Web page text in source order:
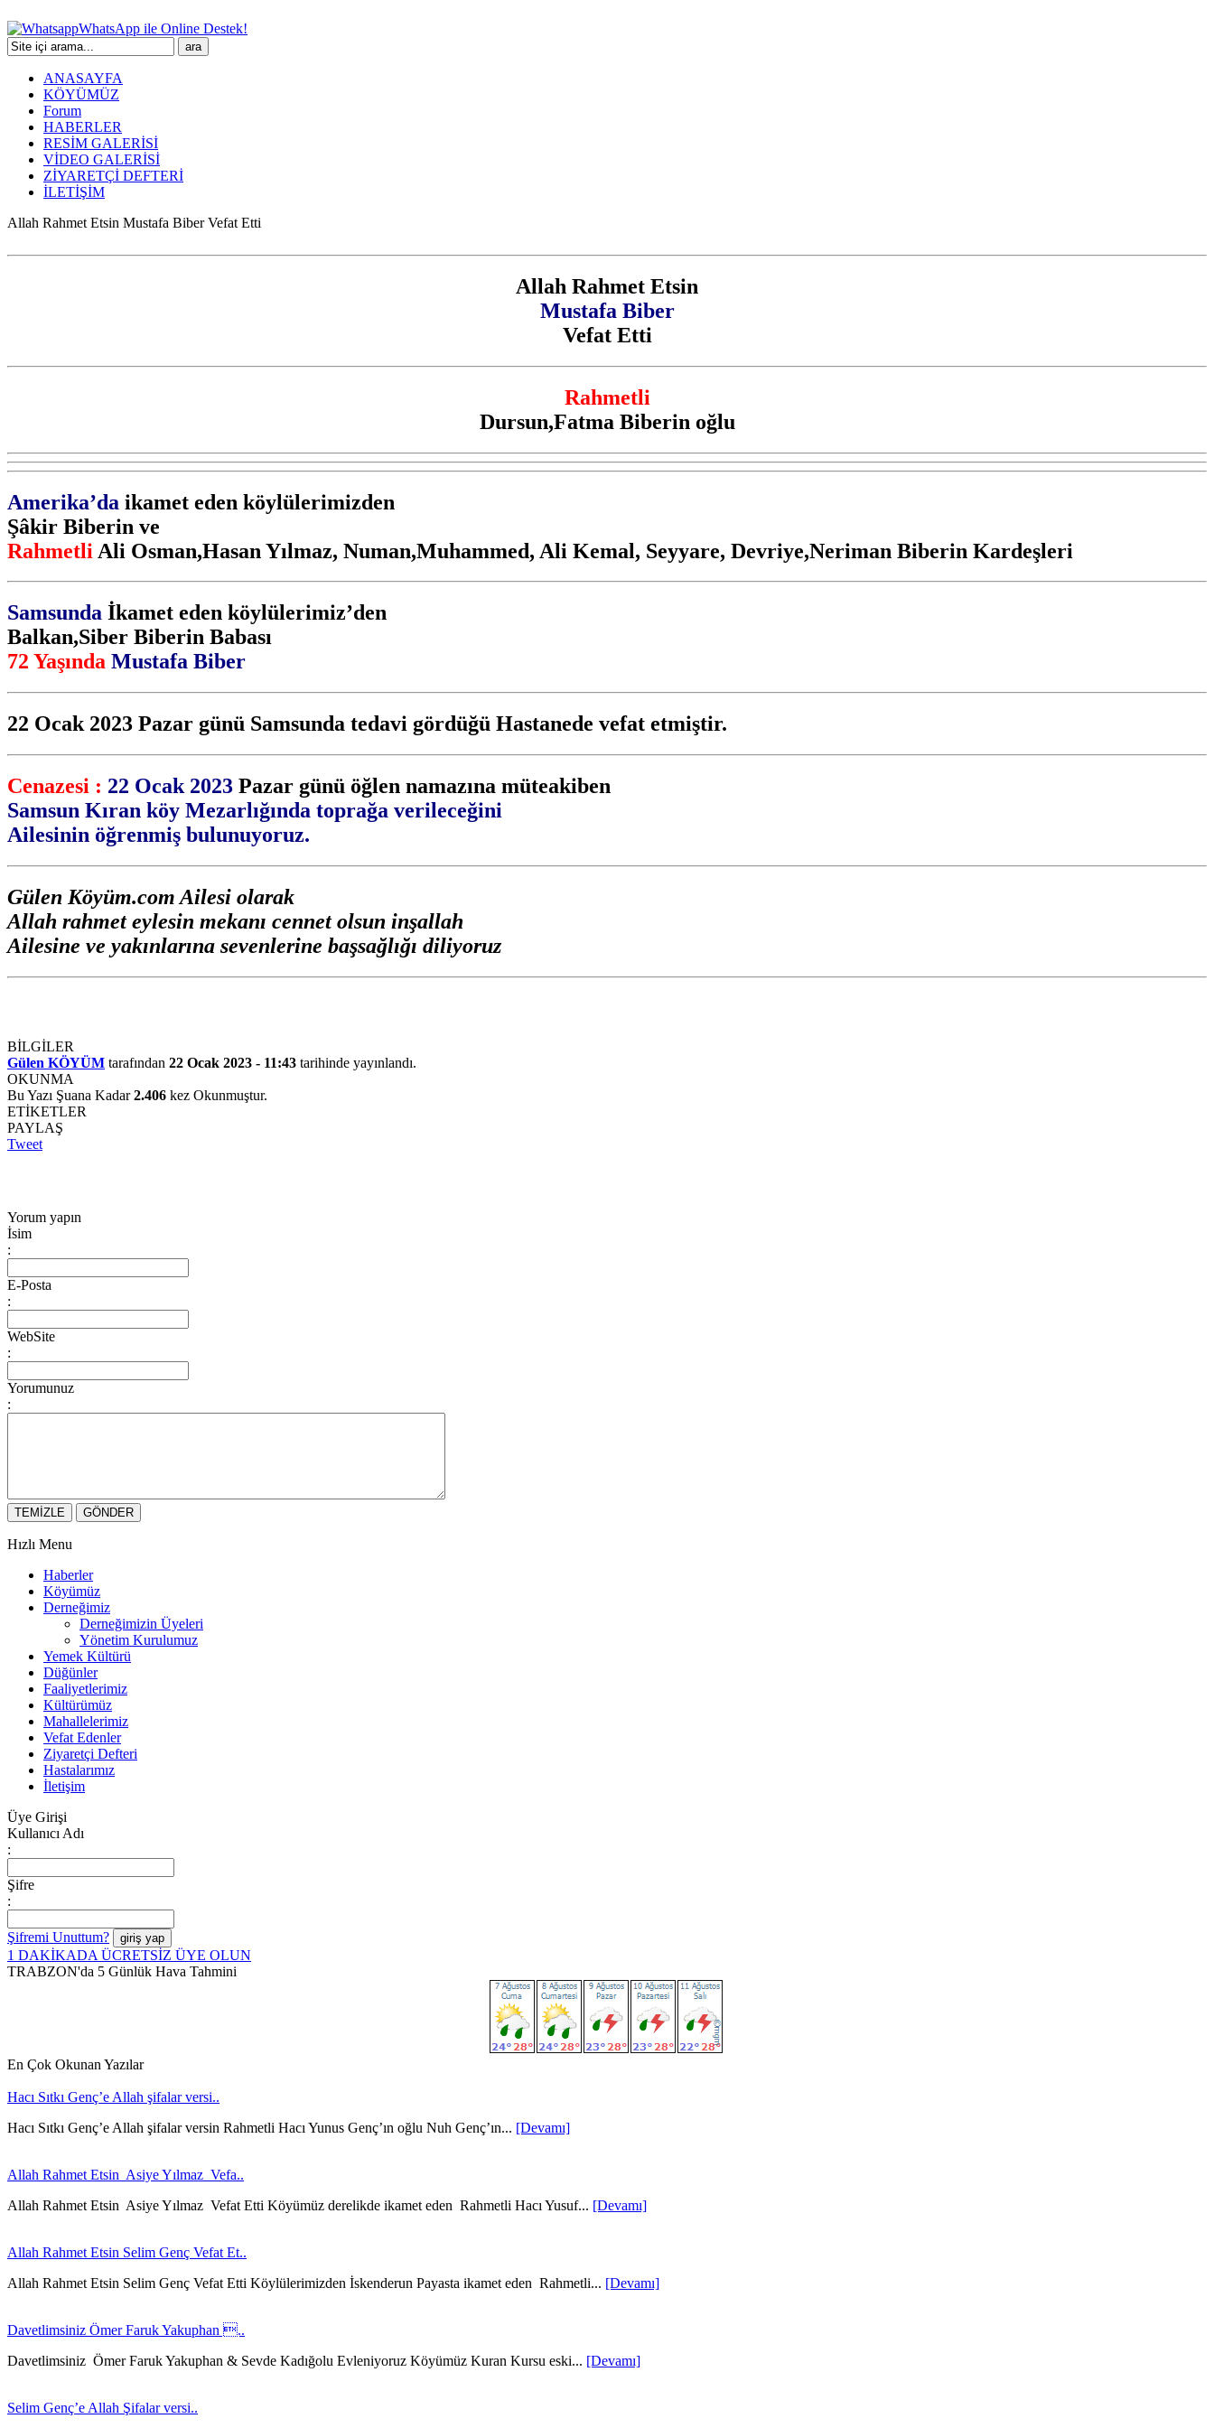
WhatsApp ile Online Destek!
ANASAYFA
KÖYÜMÜZ
Forum
HABERLER
RESİM GALERİSİ
VİDEO GALERİSİ
ZİYARETÇİ DEFTERİ
İLETİŞİM
Allah Rahmet Etsin Mustafa Biber Vefat Etti
Allah Rahmet Etsin
Mustafa Biber
Vefat Etti
Rahmetli
Dursun,Fatma Biberin oğlu
Amerika’da ikamet eden köylülerimizden
Şâkir Biberin ve
Rahmetli Ali Osman,Hasan Yılmaz, Numan,Muhammed, Ali Kemal, Seyyare, Devriye,Neriman Biberin Kardeşleri
Samsunda İkamet eden köylülerimiz’den
Balkan,Siber Biberin Babası
72 Yaşında Mustafa Biber
22 Ocak 2023 Pazar günü Samsunda tedavi gördüğü Hastanede vefat etmiştir.
Cenazesi : 22 Ocak 2023 Pazar günü öğlen namazına müteakiben
Samsun Kıran köy Mezarlığında toprağa verileceğini
Ailesinin öğrenmiş bulunuyoruz.
Gülen Köyüm.com Ailesi olarak
Allah rahmet eylesin mekanı cennet olsun inşallah
Ailesine ve yakınlarına sevenlerine başsağlığı diliyoruz
BİLGİLER
Gülen KÖYÜM tarafından 22 Ocak 2023 - 11:43 tarihinde yayınlandı.
OKUNMA
Bu Yazı Şuana Kadar2.406 kez Okunmuştur.
ETİKETLER
PAYLAŞ
Tweet
Yorum yapın
İsim
:
E-Posta
:
WebSite
:
Yorumunuz
:
Hızlı Menu
Haberler
Köyümüz
Derneğimiz
Derneğimizin Üyeleri
Yönetim Kurulumuz
Yemek Kültürü
Düğünler
Faaliyetlerimiz
Kültürümüz
Mahallelerimiz
Vefat Edenler
Ziyaretçi Defteri
Hastalarımız
İletişim
Üye Girişi
Kullanıcı Adı
:
Şifre
:
Şifremi Unuttum?
1 DAKİKADA ÜCRETSİZ ÜYE OLUN
TRABZON'da 5 Günlük Hava Tahmini
En Çok Okunan Yazılar
Hacı Sıtkı Genç’e Allah şifalar versi..
Hacı Sıtkı Genç’e Allah şifalar versin Rahmetli Hacı Yunus Genç’ın oğlu Nuh Genç’ın... [Devamı]
Allah Rahmet Etsin Asiye Yılmaz Vefa..
Allah Rahmet Etsin Asiye Yılmaz Vefat Etti Köyümüz derelikde ikamet eden Rahmetli Hacı Yusuf... [Devamı]
Allah Rahmet Etsin Selim Genç Vefat Et..
Allah Rahmet Etsin Selim Genç Vefat Etti Köylülerimizden İskenderun Payasta ikamet eden Rahmetli... [Devamı]
Davetlimsiniz Ömer Faruk Yakuphan ..
Davetlimsiniz Ömer Faruk Yakuphan & Sevde Kadığolu Evleniyoruz Köyümüz Kuran Kursu eski... [Devamı]
Selim Genç’e Allah Şifalar versi..